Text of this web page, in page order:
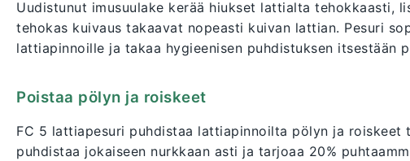
Uudistunut imusuulake kerää hiukset lattialta tehokkaasti,
tehokas kuivaus takaavat nopeasti kuivan lattian. Pesuri
lattiapinnoille ja takaa hygieenisen puhdistuksen itsestään
Poistaa pölyn ja roiskeet
FC 5 lattiapesuri puhdistaa lattiapinnoilta pölyn ja roiskeet
puhdistaa jokaiseen nurkkaan asti ja tarjoaa 20%